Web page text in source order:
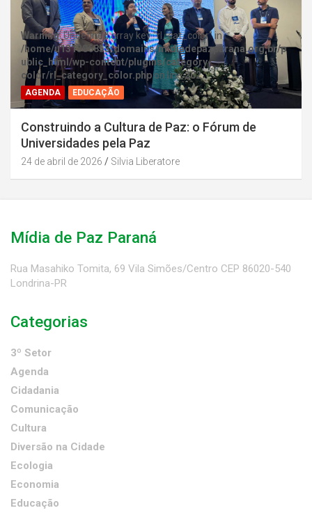
Warning: Undefined array key "rl_cat_color" in
/home/u131386853/domains/midiadepazparana.org.br/p
ublic_html/wp-content/plugins/category-
color/rl_category_color.phpon line202
AGENDA EDUCAÇÃO
Construindo a Cultura de Paz: o Fórum de
Universidades pela Paz
24 de abril de 2026 Silvia Liberatore
Mídia de Paz Paraná
Rua Masahiko Tomita, 69 Vila Simões/Centro CEP 86020-540
Londrina-PR
Categorias
3º Setor
Agenda
Cidadania
Comunicação
Cultura
Diversão na Cidade
Ecologia
Economia
Educação